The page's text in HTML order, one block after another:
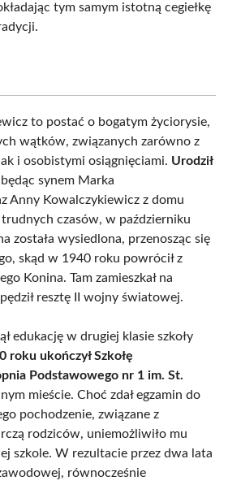
tym samym istotną cegiełkę
to postać o bogatym życiorysie,
wątków, związanych zarówno z
i osobistymi osiągnięciami. Urodził
będąc synem Marka
Anny Kowalczykiewicz z domu
czasów, w październiku
została wysiedlona, przenosząc się
skąd w 1940 roku powrócił z
Konina. Tam zamieszkał na
resztę II wojny światowej.
edukację w drugiej klasie szkoły
roku ukończył Szkołę
Podstawowego nr 1 im. St.
mieście. Choć zdał egzamin do
pochodzenie, związane z
rodziców, uniemożliwiło mu
szkole. W rezultacie przez dwa lata
równocześnie